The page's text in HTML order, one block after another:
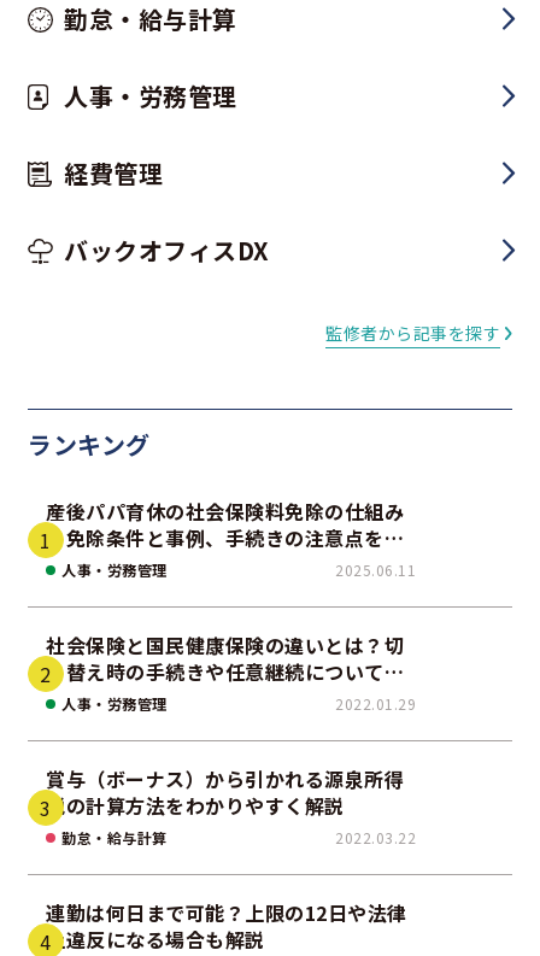
勤怠・給与計算
人事・労務管理
経費管理
バックオフィスDX
監修者から記事を探す
ランキング
産後パパ育休の社会保険料免除の仕組み
｜免除条件と事例、手続きの注意点を解
説人事・労務管理 2025.06.11
社会保険と国民健康保険の違いとは？切
り替え時の手続きや任意継続について解
説！
人事・労務管理 2022.01.29
賞与（ボーナス）から引かれる源泉所得
税の計算方法をわかりやすく解説
勤怠・給与計算 2022.03.22
連勤は何日まで可能？上限の12日や法律
上違反になる場合も解説